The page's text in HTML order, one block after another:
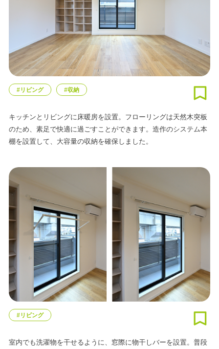
#リビング #収納
キッチンとリビングに床暖房を設置。フローリングは天然木突板
のため、素足で快適に過ごすことができます。造作のシステム本
棚を設置して、大容量の収納を確保しました。
#リビング
室内でも洗濯物を干せるように、窓際に物干しバーを設置。普段